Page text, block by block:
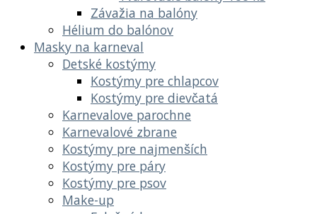
Závažia na balóny
Hélium do balónov
Masky na karneval
Detské kostýmy
Kostýmy pre chlapcov
Kostýmy pre dievčatá
Karnevalove parochne
Karnevalové zbrane
Kostýmy pre najmenších
Kostýmy pre páry
Kostýmy pre psov
Make-up